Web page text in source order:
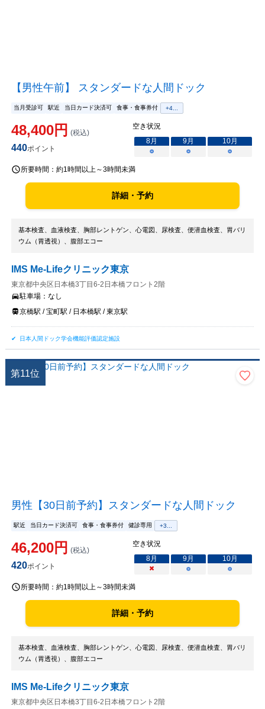
【男性午前】 スタンダードな人間ドック
当月受診可 駅近 当日カード決済可 食事・食事券付 +4...
48,400円 (税込)
440ポイント
空き状況
8月 9月 10月
○
○ ○
所要時間： 約1時間以上～3時間未満
詳細・予約
基本検査、血液検査、胸部レントゲン、心電図、尿検査、便潜血検査、胃バリ
ウム（胃透視）、腹部エコー
IMS Me-Lifeクリニック東京
東京都中央区日本橋3丁目6-2日本橋フロント2階
駐車場： なし
京橋駅 / 宝町駅 / 日本橋駅 / 東京駅
日本人間ドック学会機能評価認定施設
第11位
男性【30日前予約】スタンダードな人間ドック
駅近 当日カード決済可 食事・食事券付 健診専用 +3...
46,200円 (税込)
420ポイント
空き状況
8月 9月 10月
×
○ ○
所要時間： 約1時間以上～3時間未満
詳細・予約
基本検査、血液検査、胸部レントゲン、心電図、尿検査、便潜血検査、胃バリ
ウム（胃透視）、腹部エコー
IMS Me-Lifeクリニック東京
東京都中央区日本橋3丁目6-2日本橋フロント2階